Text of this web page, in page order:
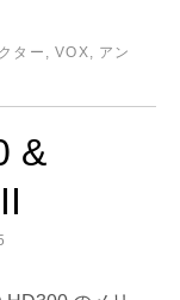
ター ,VOX, アン
&